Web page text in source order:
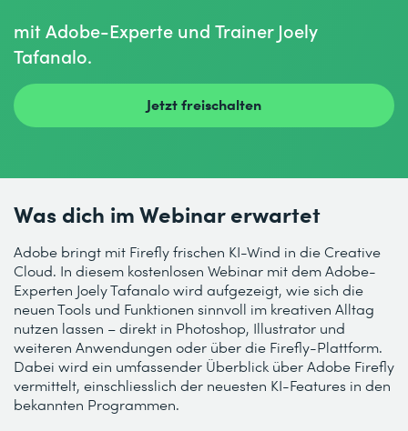
mit Adobe-Experte und Trainer Joely
Tafanalo.
Jetzt freischalten
Was dich im Webinar erwartet
Adobe bringt mit Firefly frischen KI-Wind in die Creative
Cloud. In diesem kostenlosen Webinar mit dem Adobe-
Experten Joely Tafanalo wird aufgezeigt, wie sich die
neuen Tools und Funktionen sinnvoll im kreativen Alltag
nutzen lassen – direkt in Photoshop, Illustrator und
weiteren Anwendungen oder über die Firefly-Plattform.
Dabei wird ein umfassender Überblick über Adobe Firefly
vermittelt, einschliesslich der neuesten KI-Features in den
bekannten Programmen.